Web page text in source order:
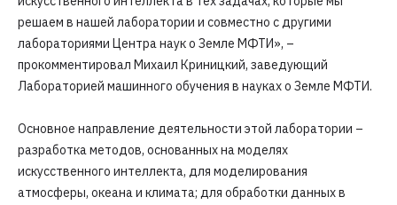
решаем в нашей лаборатории и совместно с другими
лабораториями Центра наук о Земле МФТИ», –
прокомментировал Михаил Криницкий, заведующий
Лабораторией машинного обучения в науках о Земле МФТИ.
Основное направление деятельности этой лаборатории –
разработка методов, основанных на моделях
искусственного интеллекта, для моделирования
атмосферы, океана и климата; для обработки данных в